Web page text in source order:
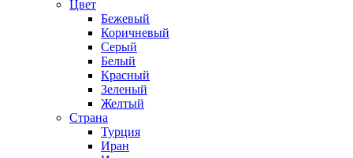
Цвет
Бежевый
Коричневый
Серый
Белый
Красный
Зеленый
Желтый
Страна
Турция
Иран